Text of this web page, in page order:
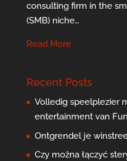
consulting firm in the
(SMB) niche…
Read More
Recent Posts
Volledig speelplezier
entertainment van
Ontgrendel je
Czy można łączyć